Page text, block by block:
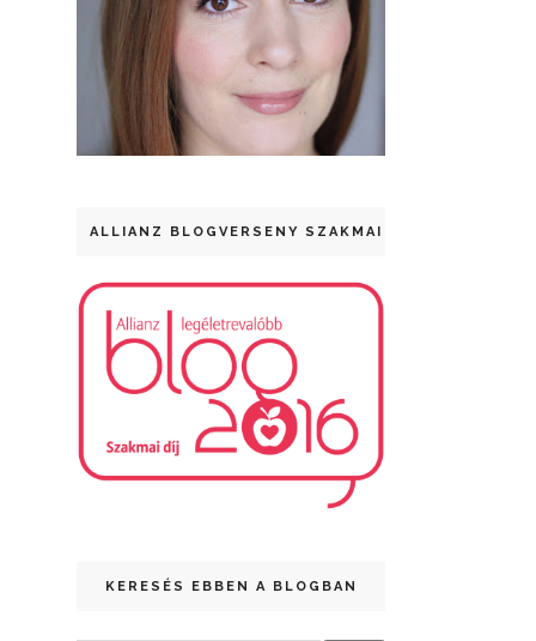
ALLIANZ BLOGVERSENY SZAKMAI DÍJ
KERESÉS EBBEN A BLOGBAN